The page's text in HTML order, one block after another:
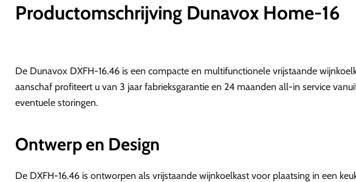
Productomschrijving Dunavox Home-16
De Dunavox DXFH-16.46 is een compacte en multifunctionele vrijstaande
aanschaf profiteert u van 3 jaar fabrieksgarantie en 24 maanden all-in service
eventuele storingen.
Ontwerp en Design
De DXFH-16.46 is ontworpen als vrijstaande wijnkoelkast voor plaatsing in een